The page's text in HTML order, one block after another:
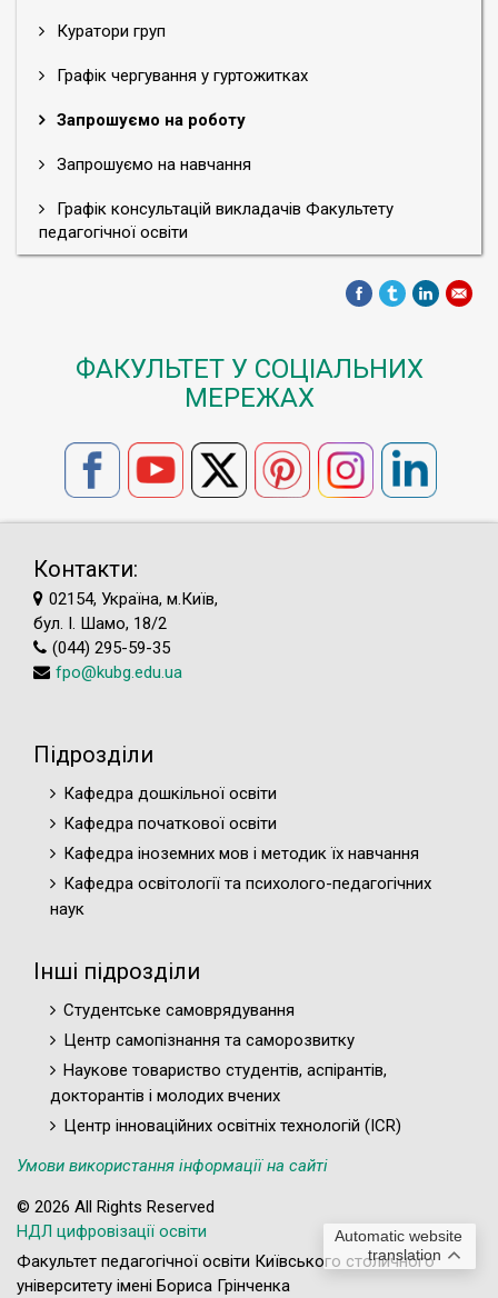
Куратори груп
Графік чергування у гуртожитках
Запрошуємо на роботу
Запрошуємо на навчання
Графік консультацій викладачів Факультету
педагогічної освіти
Automatic website
translation
ФАКУЛЬТЕТ У СОЦІАЛЬНИХ
МЕРЕЖАХ
Контакти:
02154, Україна, м.Київ,
бул. І. Шамо, 18/2
(044) 295-59-35
fpo@kubg.edu.ua
Підрозділи
Кафедра дошкільної освіти
Кафедра початкової освіти
Кафедра іноземних мов і методик їх навчання
Кафедра освітології та психолого-педагогічних
наук
Інші підрозділи
Студентське самоврядування
Центр самопізнання та саморозвитку
Наукове товариство студентів, аспірантів,
докторантів і молодих вчених
Центр інноваційних освітніх технологій (ICR)
Умови використання інформації на сайті
© 2026 All Rights Reserved
НДЛ цифровізації освіти
Факультет педагогічної освіти Київського столичного
університету імені Бориса Грінченка